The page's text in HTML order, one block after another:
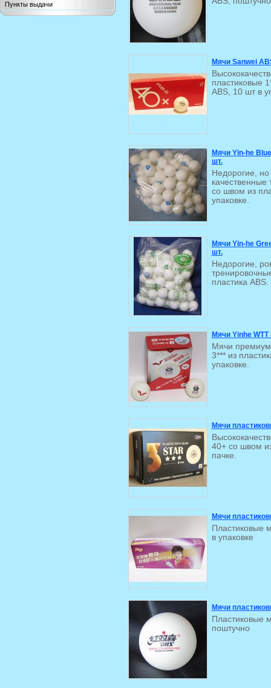
Пункты выдачи
Мячи Sanwei
пластиковые
ABS, 10 шт в
Мячи Yin-he
шт.
Недорогие,
со швом из
упаковке.
Мячи Yin-he
шт.
Недорогие,
пластика
Мячи Yinhe WTT
Мячи премиум
3*** из
упаковке.
Мячи
40+ со швом
пачке.
Мячи
Пластиковые
в упаковке
Мячи
Пластиковые
поштучно